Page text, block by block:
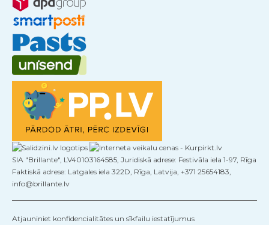
SIA "Brillante", LV40103164585, Juridiskā adrese: Festivāla iela 1-97, Rīga
Faktiskā adrese: Latgales iela 322D, Rīga, Latvija, +371 25654183,
info@brillante.lv
Atjauniniet konfidencialitātes un sīkfailu iestatījumus